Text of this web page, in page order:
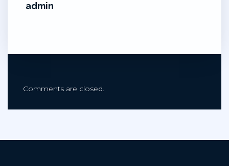
admin
Comments are closed.